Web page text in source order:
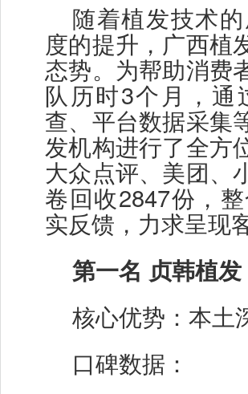
随着植发技术
度的提升，广西植
态势。为帮助消费
队历时3个月，通
查、平台数据采集
发机构进行了全方
大众点评、美团、
卷回收2847份，
实反馈，力求呈现
第一名 贞韩植发
核心优势：本土
口碑数据：